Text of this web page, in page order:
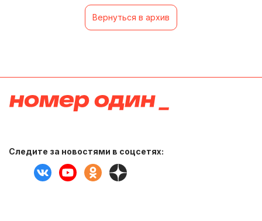
Вернуться в архив
Следите за новостями в соцсетях: